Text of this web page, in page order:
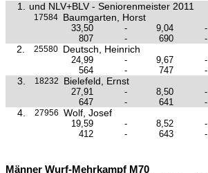
1. und NLV+BLV - Seniorenmeister 2011
17584 Baumgarten, Horst
33,50 - 9,04 -
807
- 690 -
2. 25580 Deutsch, Heinrich
24,99 - 9,67 -
564
- 747 -
3. 18232 Bielefeld, Ernst
27,91 - 8,50 -
647
- 641 -
4. 27956 Wolf, Josef
19,59 - 8,52 -
412
- 643 -
Männer Wurf-Mehrkampf M70